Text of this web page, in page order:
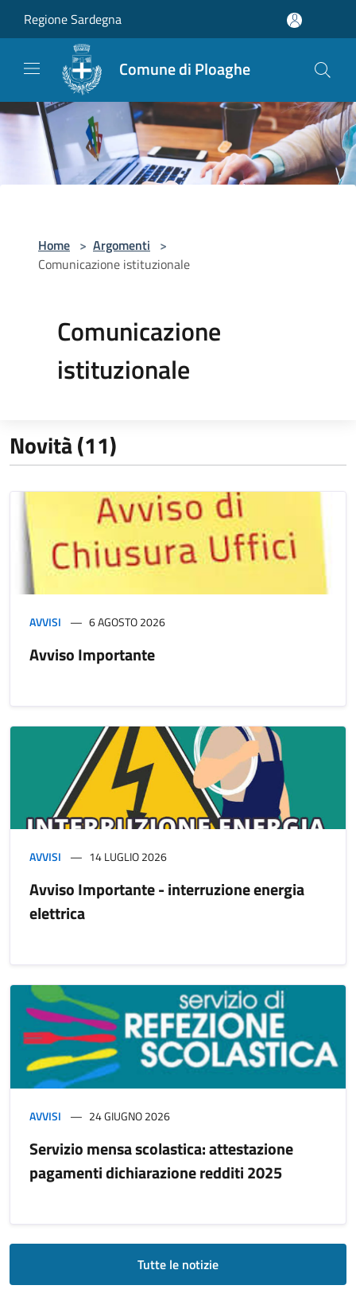
Regione Sardegna
Comune di Ploaghe
Home > Argomenti >
Comunicazione istituzionale
Comunicazione
istituzionale
Novità (11)
AVVISI 6 AGOSTO 2026
Avviso Importante
AVVISI 14 LUGLIO 2026
Avviso Importante - interruzione energia
elettrica
AVVISI 24 GIUGNO 2026
Servizio mensa scolastica: attestazione
pagamenti dichiarazione redditi 2025
Tutte le notizie